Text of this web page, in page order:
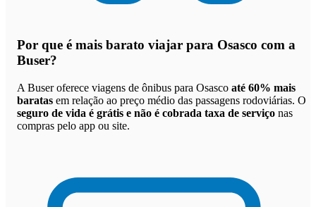
Por que é mais barato viajar para Osasco com a
Buser?
A Buser oferece viagens de ônibus para Osasco até 60% mais
baratas em relação ao preço médio das passagens rodoviárias. O
seguro de vida é grátis e não é cobrada taxa de serviço nas
compras pelo app ou site.